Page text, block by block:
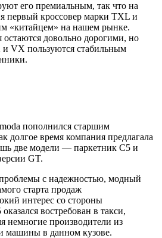
его премиальным, так что на
первый кроссовер марки TXL и
«китайцем» на нашем рынке.
довольно дорогими, но
VX пользуются стабильным
пополнился старшим
долгое время компания предлагала
две модели — паркетник C5 и
GT.
с надежностью, модный
старта продаж
интерес со стороны
востребован в такси,
немногие производители из
машины в данном кузове.